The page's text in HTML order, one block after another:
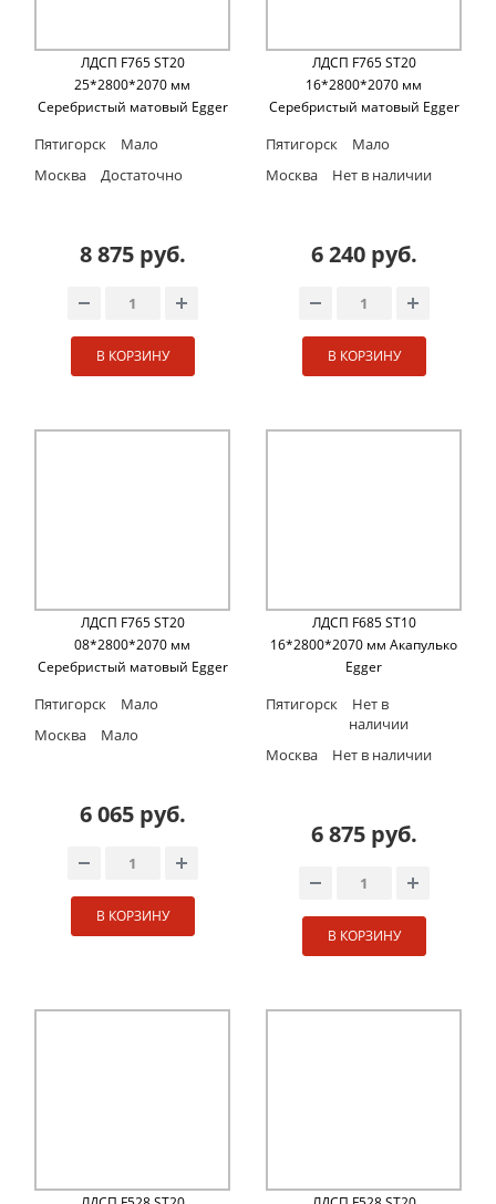
ЛДСП F765 ST20
25*2800*2070 мм
Серебристый матовый Egger
Пятигорск
Мало
Москва
Достаточно
8 875 руб.
В КОРЗИНУ
ЛДСП F765 ST20
16*2800*2070 мм
Серебристый матовый Egger
Пятигорск
Мало
Москва
Нет в наличии
6 240 руб.
В КОРЗИНУ
ЛДСП F765 ST20
08*2800*2070 мм
Серебристый матовый Egger
Пятигорск
Мало
Москва
Мало
6 065 руб.
В КОРЗИНУ
ЛДСП F685 ST10
16*2800*2070 мм Акапулько
Egger
Пятигорск
Нет в
наличии
Москва
Нет в наличии
6 875 руб.
В КОРЗИНУ